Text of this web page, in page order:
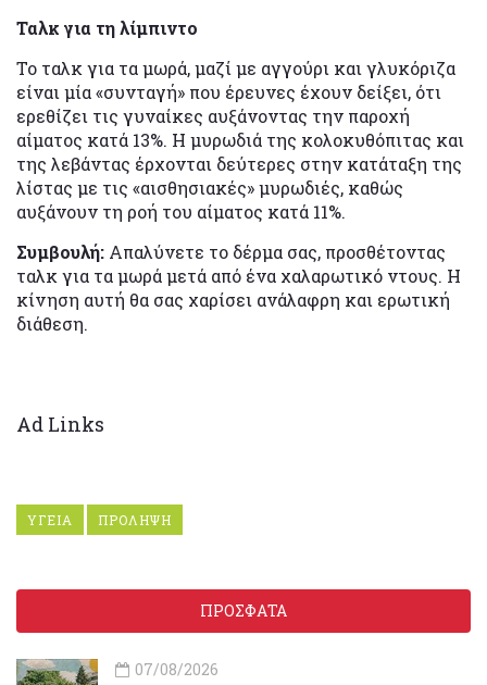
Ταλκ για τη λίμπιντο
Το ταλκ για τα μωρά, μαζί με αγγούρι και γλυκόριζα
είναι μία «συνταγή» που έρευνες έχουν δείξει, ότι
ερεθίζει τις γυναίκες αυξάνοντας την παροχή
αίματος κατά 13%. Η μυρωδιά της κολοκυθόπιτας και
της λεβάντας έρχονται δεύτερες στην κατάταξη της
λίστας με τις «αισθησιακές» μυρωδιές, καθώς
αυξάνουν τη ροή του αίματος κατά 11%.
Συμβουλή: Απαλύνετε το δέρμα σας, προσθέτοντας
ταλκ για τα μωρά μετά από ένα χαλαρωτικό ντους. Η
κίνηση αυτή θα σας χαρίσει ανάλαφρη και ερωτική
διάθεση.
Ad Links
ΥΓΕΙΑ ΠΡΟΛΗΨΗ
ΠΡΟΣΦΑΤΑ
07/08/2026